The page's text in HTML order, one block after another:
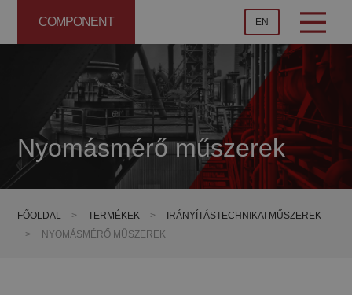
COMPONENT EN
Nyomásmérő műszerek
FŐOLDAL > TERMÉKEK >
IRÁNYÍTÁSTECHNIKAI MŰSZEREK
>
NYOMÁSMÉRŐ MŰSZEREK